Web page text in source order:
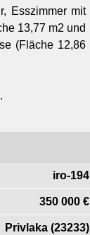
Esszimmer mit
13,77 m2 und
(Fläche 12,86
iro-194
350 000 €
Privlaka (23233)